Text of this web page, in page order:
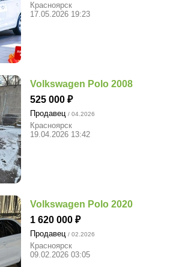
Красноярск
17.05.2026 19:23
Volkswagen Polo 2008
525 000
Продавец / 04.2026
Красноярск
19.04.2026 13:42
Volkswagen Polo 2020
1 620 000
Продавец / 02.2026
Красноярск
09.02.2026 03:05